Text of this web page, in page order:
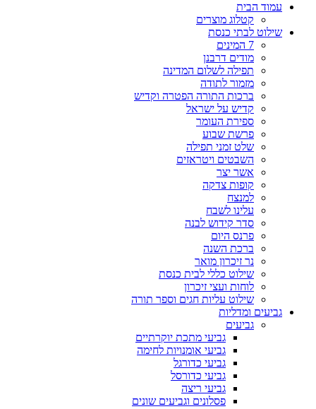
עמוד הבית
קטלוג מוצרים
שילוט לבתי כנסת
7 המינים
מודים דרבנן
תפילה לשלום המדינה
מזמור לתודה
ברכות התורה הפטרה וקדיש
קדיש על ישראל
ספירת העומר
פרשת שבוע
שלט זמני תפילה
השבטים ויטראזים
אשר יצר
קופות צדקה
למנצח
עלינו לשבח
סדר קידוש לבנה
פרנס היום
ברכת השנה
נר זיכרון מואר
שילוט כללי לבית כנסת
לוחות ועצי זיכרון
שילוט עליות חגים וספר תורה
גביעים ומדליות
גביעים
גביעי מתכת יוקרתיים
גביעי אומנויות לחימה
גביעי כדורגל
גביעי כדורסל
גביעי ריצה
פסלונים וגביעים שונים